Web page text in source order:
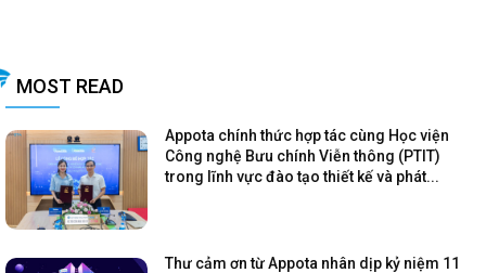
MOST READ
Appota chính thức hợp tác cùng Học viện
Công nghệ Bưu chính Viễn thông (PTIT)
trong lĩnh vực đào tạo thiết kế và phát...
Thư cảm ơn từ Appota nhân dịp kỷ niệm 11